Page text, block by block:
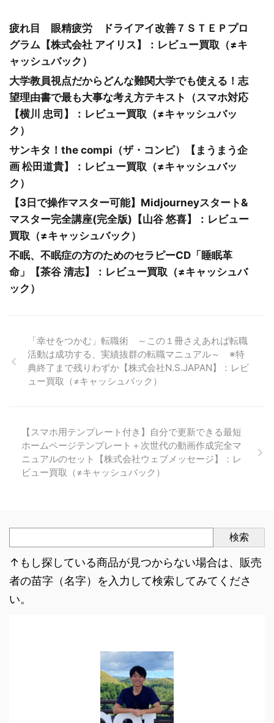
疲れ目 眼精疲労 ドライアイ改善７ＳＴＥＰプロ
グラム【株式会社 アイリス】：レビュー買取（≠キ
ャッシュバック）
大学教員視点だからどんな難関大学でも使える！志
望理由書で最も大事な考え方テキスト（スマホ対応
【横川 忠司】：レビュー買取（≠キャッシュバッ
ク）
サンキタ！the compi（ザ・コンピ）【まうまう企
画 松田道貴】：レビュー買取（≠キャッシュバッ
ク）
【3日で操作マスター可能】Midjourneyスタート&
マスター完全講座(完全版)【山谷 悠喜】：レビュー
買取（≠キャッシュバック）
不眠、不眠症の方のためのセラピーCD「睡眠革
命」【茶谷 清志】：レビュー買取（≠キャッシュバ
ック）
「幸せをつかむ」転職術 ～この１冊さえあれば転職
活動は成功する、実績抜群の転職マニュアル～ ※特
典終了まで残りわずか【株式会社N.S.JAPAN】：レビ
ュー買取（≠キャッシュバック）
【スマホ用テンプレート付き】自分で更新できる最短
ホームページテンプレート＋次世代の動画作成完全マ
ニュアルのセット【株式会社ウェブメッセージ】：レ
ビュー買取（≠キャッシュバック）
検索
↑もし探している商品が見つからない場合は、販売
者の苗字（名字）を入力して検索してみてくださ
い。